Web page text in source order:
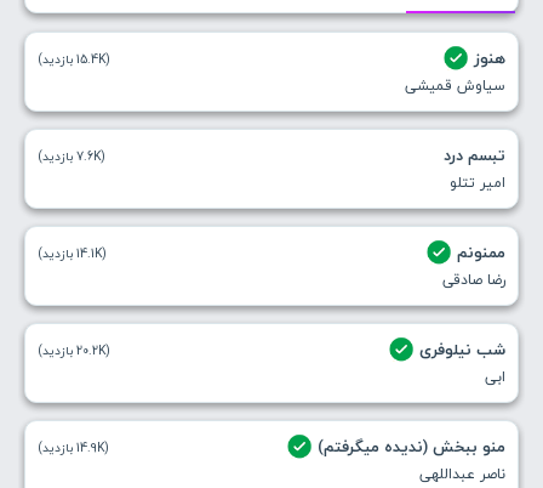
هنوز
سیاوش قمیشی
(15.4K بازدید)
تبسم درد
امیر تتلو
(7.6K بازدید)
ممنونم
رضا صادقی
(14.1K بازدید)
شب نیلوفری
ابی
(20.2K بازدید)
منو ببخش (ندیده میگرفتم)
ناصر عبداللهی
(14.9K بازدید)